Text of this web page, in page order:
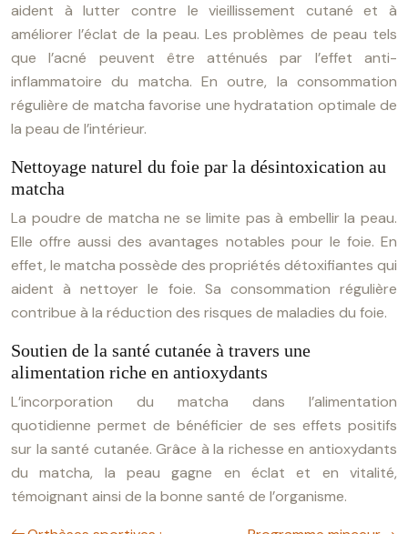
aident à lutter contre le vieillissement cutané et à
améliorer l’éclat de la peau. Les problèmes de peau tels
que l’acné peuvent être atténués par l’effet anti-
inflammatoire du matcha. En outre, la consommation
régulière de matcha favorise une hydratation optimale de
la peau de l’intérieur.
Nettoyage naturel du foie par la désintoxication au
matcha
La poudre de matcha ne se limite pas à embellir la peau.
Elle offre aussi des avantages notables pour le foie. En
effet, le matcha possède des propriétés détoxifiantes qui
aident à nettoyer le foie. Sa consommation régulière
contribue à la réduction des risques de maladies du foie.
Soutien de la santé cutanée à travers une
alimentation riche en antioxydants
L’incorporation du matcha dans l’alimentation
quotidienne permet de bénéficier de ses effets positifs
sur la santé cutanée. Grâce à la richesse en antioxydants
du matcha, la peau gagne en éclat et en vitalité,
témoignant ainsi de la bonne santé de l’organisme.